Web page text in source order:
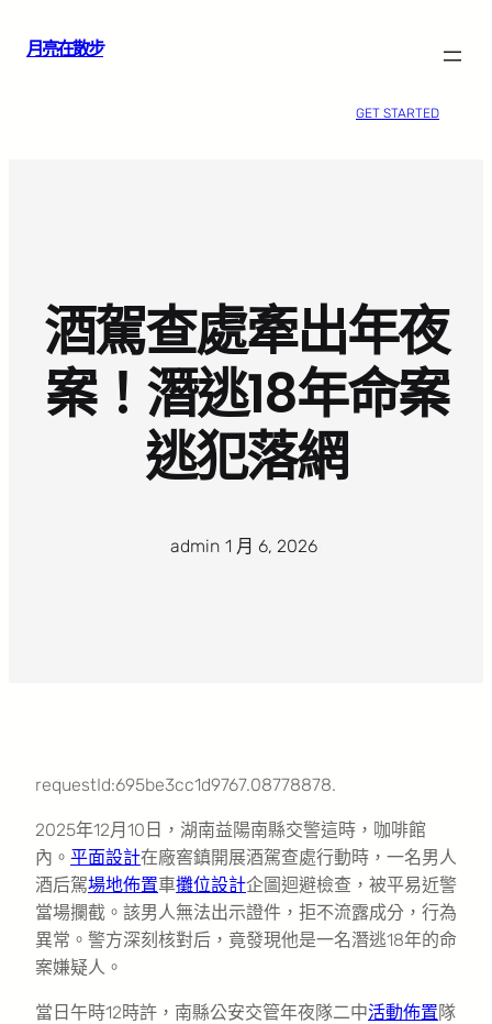
月亮在散步
GET STARTED
酒駕查處牽出年夜
案！潛逃18年命案
逃犯落網
admin· 1 月 6, 2026·
requestId:695be3cc1d9767.08778878.
2025年12月10日，湖南益陽南縣交警這時，咖啡館
內。 平面設計在廠窖鎮開展酒駕查處行動時，一名男人
酒后駕場地佈置車攤位設計企圖迴避檢查，被平易近警
當場攔截。該男人無法出示證件，拒不流露成分，行為
異常。警方深刻核對后，竟發現他是一名潛逃18年的命
案嫌疑人。
當日午時12時許，南縣公安交管年夜隊二中活動佈置隊